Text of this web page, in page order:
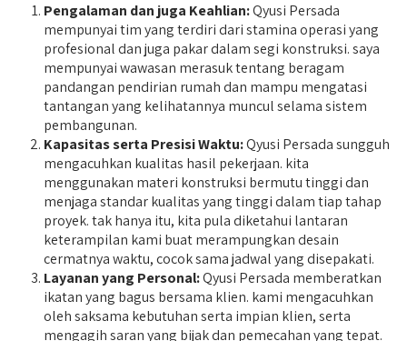
Pengalaman dan juga Keahlian:Qyusi Persada
mempunyai tim yang terdiri dari stamina operasi yang
profesional dan juga pakar dalam segi konstruksi. saya
mempunyai wawasan merasuk tentang beragam
pandangan pendirian rumah dan mampu mengatasi
tantangan yang kelihatannya muncul selama sistem
pembangunan.
Kapasitas serta Presisi Waktu:Qyusi Persada sungguh
mengacuhkan kualitas hasil pekerjaan. kita
menggunakan materi konstruksi bermutu tinggi dan
menjaga standar kualitas yang tinggi dalam tiap tahap
proyek. tak hanya itu, kita pula diketahui lantaran
keterampilan kami buat merampungkan desain
cermatnya waktu, cocok sama jadwal yang disepakati.
Layanan yang Personal:Qyusi Persada memberatkan
ikatan yang bagus bersama klien. kami mengacuhkan
oleh saksama kebutuhan serta impian klien, serta
mengagih saran yang bijak dan pemecahan yang tepat.